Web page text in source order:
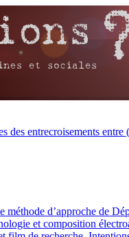
des entrecroisements entre
méthode d’approche de
et composition